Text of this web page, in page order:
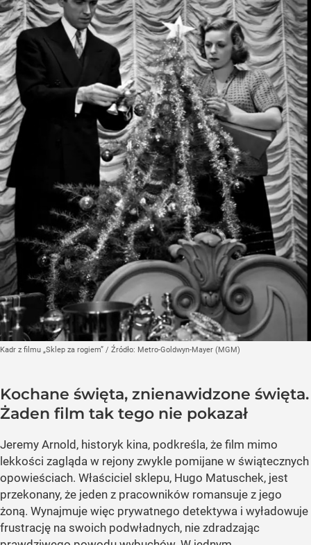
Kadr z filmu „Sklep za rogiem” / Źródło: Metro-Goldwyn-Mayer (MGM)
Kochane święta, znienawidzone święta.
Żaden film tak tego nie pokazał
Jeremy Arnold, historyk kina, podkreśla, że film mimo
lekkości zagląda w rejony zwykle pomijane w świątecznych
opowieściach. Właściciel sklepu, Hugo Matuschek, jest
przekonany, że jeden z pracowników romansuje z jego
żoną. Wynajmuje więc prywatnego detektywa i wyładowuje
frustrację na swoich podwładnych, nie zdradzając